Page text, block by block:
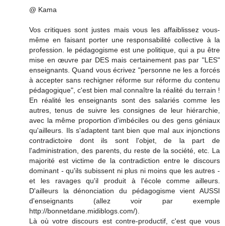
@ Kama
Vos critiques sont justes mais vous les affaiblissez vous-
même en faisant porter une responsabilité collective à la
profession. le pédagogisme est une politique, qui a pu être
mise en œuvre par DES mais certainement pas par "LES"
enseignants. Quand vous écrivez "personne ne les a forcés
à accepter sans rechigner réforme sur réforme du contenu
pédagogique", c'est bien mal connaître la réalité du terrain !
En réalité les enseignants sont des salariés comme les
autres, tenus de suivre les consignes de leur hiérarchie,
avec la même proportion d'imbéciles ou des gens géniaux
qu'ailleurs. Ils s'adaptent tant bien que mal aux injonctions
contradictoire dont ils sont l'objet, de la part de
l'administration, des parents, du reste de la société, etc. La
majorité est victime de la contradiction entre le discours
dominant - qu'ils subissent ni plus ni moins que les autres -
et les ravages qu'il produit à l'école comme ailleurs.
D'ailleurs la dénonciation du pédagogisme vient AUSSI
d'enseignants (allez voir par exemple
http://bonnetdane.midiblogs.com/).
Là où votre discours est contre-productif, c'est que vous